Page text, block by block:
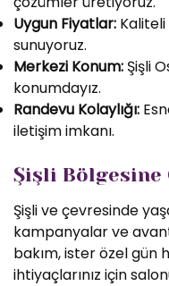
Uygun Fiyatlar:
sunuyoruz.
Merkezi Konum: Şişli
konumdayız.
Randevu Kolaylığı:
iletişim imkanı.
Şişli
Şişli ve çevresinde
kampanyalar ve
bakım, ister özel gün
ihtiyaçlarınız için